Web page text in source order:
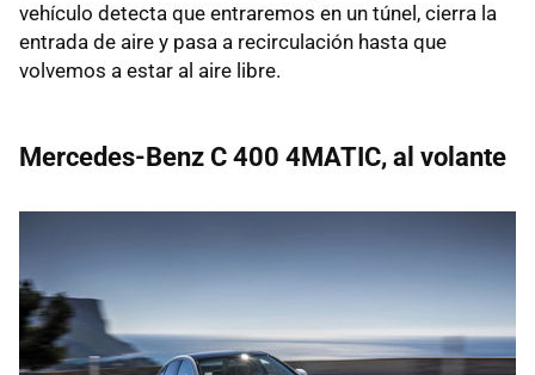
vehículo detecta que entraremos en un túnel, cierra la
entrada de aire y pasa a recirculación hasta que
volvemos a estar al aire libre.
Mercedes-Benz C 400 4MATIC, al volante